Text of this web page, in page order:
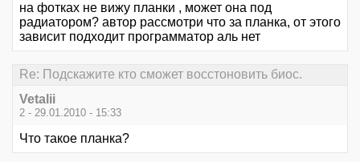
на фотках не вижу планки , может она под
радиатором? автор рассмотри что за планка, от этого
зависит подходит программатор аль нет
Re: Подскажите кто сможет восстоновить биос.
Vetalii
2 - 29.01.2010 - 15:33
Что такое планка?